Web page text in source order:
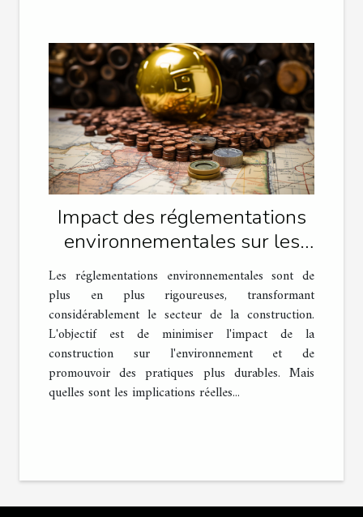
Impact des réglementations
environnementales sur les
travaux de construction
Les réglementations environnementales sont de
plus en plus rigoureuses, transformant
considérablement le secteur de la construction.
L'objectif est de minimiser l'impact de la
construction sur l'environnement et de
promouvoir des pratiques plus durables. Mais
quelles sont les implications réelles...